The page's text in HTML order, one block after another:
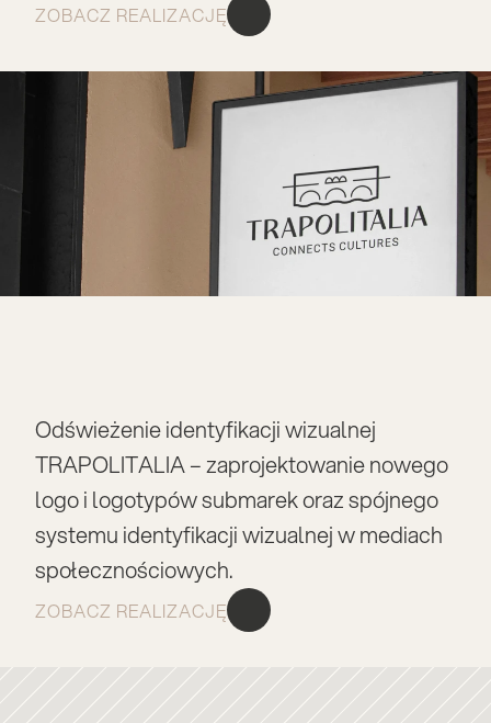
ZOBACZ REALIZACJĘ
Odświeżenie identyfikacji wizualnej
TRAPOLITALIA – zaprojektowanie nowego
logo i logotypów submarek oraz spójnego
systemu identyfikacji wizualnej w mediach
społecznościowych.
ZOBACZ REALIZACJĘ